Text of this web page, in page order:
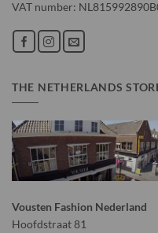
VAT number:
THE NETHERLANDS
Vousten Fashion Nederland
Hoofdstraat 81